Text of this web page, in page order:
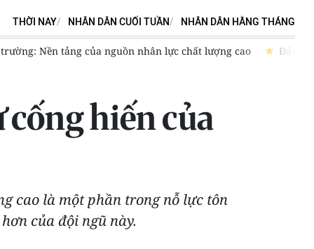
THỜI NAY NHÂN DÂN CUỐI TUẦN NHÂN DÂN HẰNG THÁNG
của nguồn nhân lực chất lượng cao Đẩy mạnh chuyển
hiến của
cao là một phần trong nỗ lực tôn
của đội ngũ này.